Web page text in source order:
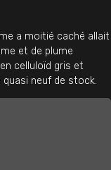
a moitié caché allait
et de plume
celluloïd gris et
quasi neuf de stock.